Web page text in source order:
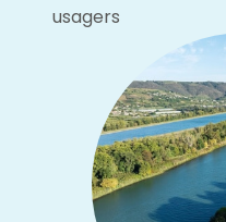
usagers